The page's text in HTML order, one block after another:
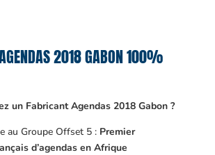
2018 GABON 100%
un Fabricant Agendas 2018 Gabon ?
au Groupe Offset 5 : Premier
d’agendas en Afrique